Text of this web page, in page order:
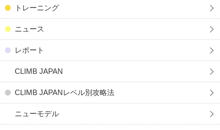
トレーニング
ニュース
レポート
CLIMB JAPAN
CLIMB JAPANレベル別攻略法
ニューモデル